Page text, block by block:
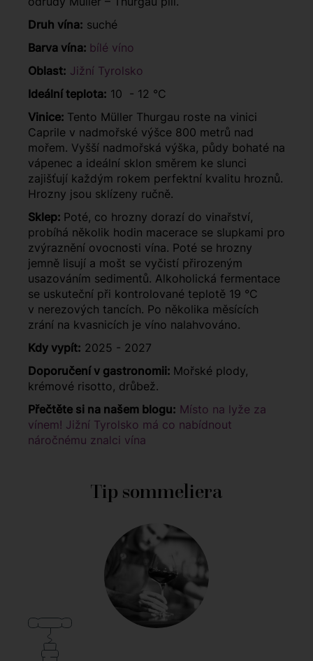
Druh vína: suché
Barva vína: bílé víno
Oblast: Jižní Tyrolsko
Ideální teplota: 10 - 12 °C
Vinice: Tento Müller Thurgau roste na vinici
Caprile v nadmořské výšce 800 metrů nad
mořem. Vyšší nadmořská výška, půdy bohaté na
vápenec a ideální sklon směrem ke slunci
zajišťují každým rokem perfektní kvalitu hroznů.
Hrozny jsou sklízeny ručně.
Sklep: Poté, co hrozny dorazí do vinařství,
probíhá několik hodin macerace se slupkami pro
zvýraznění ovocnosti vína. Poté se hrozny
jemně lisují a mošt se vyčistí přirozeným
usazováním sedimentů. Alkoholická fermentace
se uskuteční při kontrolované teplotě 19 °C
v nerezových tancích. Po několika měsících
zrání na kvasnicích je víno nalahvováno.
Kdy vypít: 2025 - 2027
Doporučení v gastronomii: Mořské plody,
krémové risotto, drůbež.
Přečtěte si na našem blogu: Místo na lyže za
vínem! Jižní Tyrolsko má co nabídnout
náročnému znalci vína
Tip sommeliera